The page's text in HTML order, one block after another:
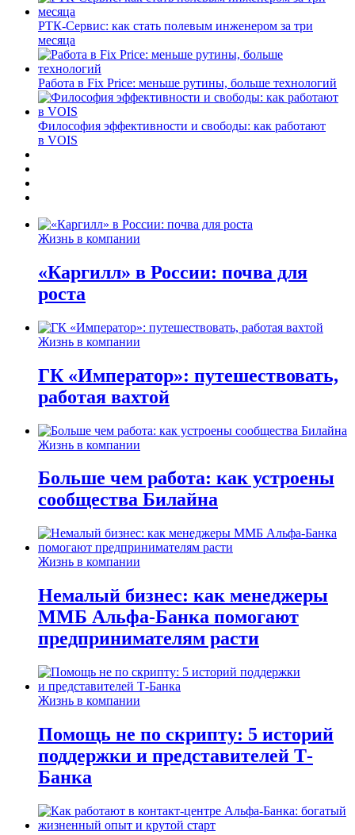
РТК-Сервис: как стать полевым инженером за три
месяца
Работа в Fix Price: меньше рутины, больше технологий
Философия эффективности и свободы: как работают
в VOIS
Жизнь в компании
«Каргилл» в России: почва для
роста
Жизнь в компании
ГК «Император»: путешествовать,
работая вахтой
Жизнь в компании
Больше чем работа: как устроены
сообщества Билайна
Жизнь в компании
Немалый бизнес: как менеджеры
ММБ Альфа-Банка помогают
предпринимателям расти
Жизнь в компании
Помощь не по скрипту: 5 историй
поддержки и представителей Т-
Банка